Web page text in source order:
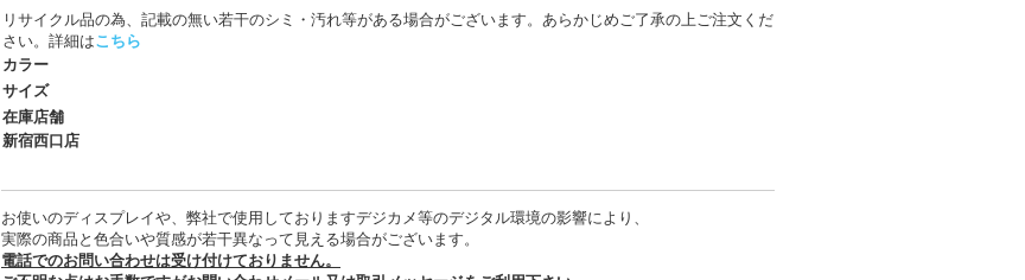
リサイクル品の為、記載の無い若干のシミ・汚れ等がある場合がございます。あらかじめご了承の上ご注文くだ
さい。詳細はこちら
カラー
サイズ
在庫店舗
新宿西口店
お使いのディスプレイや、弊社で使用しておりますデジカメ等のデジタル環境の影響により、
実際の商品と色合いや質感が若干異なって見える場合がございます。
電話でのお問い合わせは受け付けておりません。